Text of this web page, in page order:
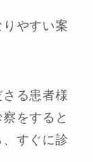
やすい案
る患者様
をすると
すぐに診